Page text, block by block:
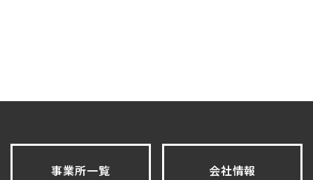
事業所一覧 会社情報